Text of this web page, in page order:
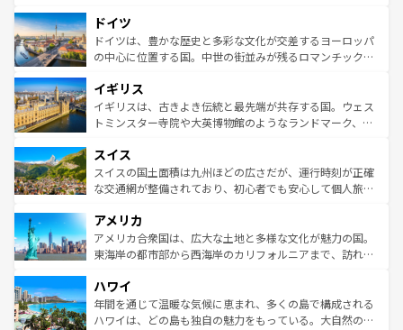
せる。地方によって風土や気候が異なるスペインはその個
性で訪れる人を魅了する。 なお、新着のスペイン情報は コ
ンテンツ一覧を参照してほしい。
で、幅広い魅力が詰まっている。華麗な宮殿、歴史的な大
聖堂、美しいビーチ、そして豊かな自然が、訪れる者を心
から魅了する。また、フランスは美食の国としても知ら
いる。シャンパンの発祥地であるランス、プロヴァンスの
香り高いラベンダー畑など、多彩な楽しみ方が可能だ。さ
らに、パリ以外の地域にも魅力が溢れており、どの街角に
れる地方に足を運ぶとそれぞれで全く異なる文化を体験で
きるだろう。 なお、新着のフランス情報はコンテンツ一覧
を参照してほしい。
ドイツ
ドイツは、豊かな歴史と多彩な文化が交差するヨーロッパ
の中心に位置する国。中世の街並みが残るロマンチック街
顔を持つこの国は、どこを歩いても飽きることがない。ベ
ルリンの文化的活気、バイエルン州のアルプスの絶景、そ
してライン川沿いのワイン畑といった風景は必見。ビール
は、お酒好きな人にはぜひ体験してほしい。 なお、新着の
ドイツ情報はコンテンツ一覧を参照してほしい。
イギリス
イギリスは、古きよき伝統と最先端が共存する国。ウェス
トミンスター寺院や大英博物館のようなランドマーク、歴
リアごとに異なる魅力がある。また、優雅なアフタヌーン
ティー、ビール好きにはたまらない英国パブ、サッカー観
戦など、本場だからこそできる体験も豊富。イギリスを旅
ンツ一覧を参照してほしい。
スイス
スイスの国土面積は九州ほどの広さだが、運行時刻が正確
な交通網が整備されており、初心者でも安心して個人旅行
の建物がそのまま残る町や、スイスならではのユニークな
博物館もあり、アルプス観光だけでなく町歩きも満喫する
ことができる。国民の所得が高いため物価も高いが、旅行
ば市内交通費無料で観光を楽しむこともできる。 なお、新
着のスイス情報はコンテンツ一覧 を参照してほしい。
アメリカ
アメリカ合衆国は、広大な土地と多様な文化が魅力の国。
東海岸の都市部から西海岸のカリフォルニアまで、訪れる
のような巨大都市は、観光、ショッピング、エンターテイ
ンメントが詰まった刺激的なスポットだ。一方、アメリカ
西部には大自然が広がり、グランドキャニオンやイエロー
ハワイ
年間を通じて温暖な気候に恵まれ、多くの島で構成される
ハワイは、どの島も独自の魅力をもっている。大自然の神